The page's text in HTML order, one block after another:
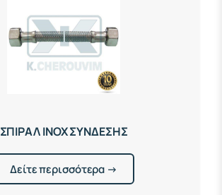
ΣΠΙΡΑΛ ΙΝΟΧ ΣΥΝΔΕΣΗΣ
Δείτε περισσότερα →